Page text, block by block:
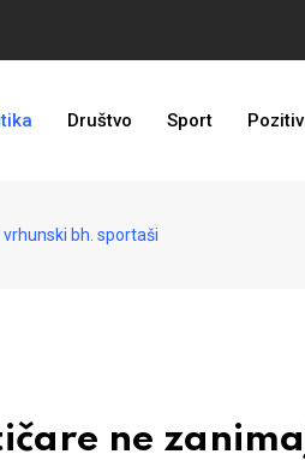
Društvo Sport
vrhunski bh. sportaši
ne